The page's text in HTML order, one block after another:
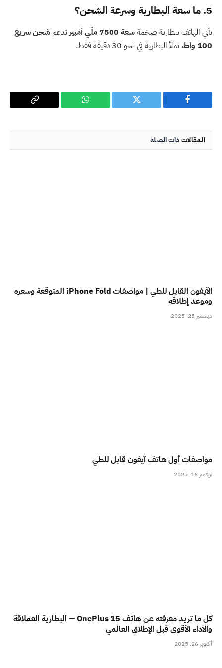
5. ما سعة البطارية وسرعة الشحن؟
يأتي الهاتف ببطارية ضخمةسعة 7500 ملّي أمبير تدعم شحن سريع
100 واط
، تملأ البطارية في نحو 30 دقيقة فقط.
فيسبوك تويتر واتساب
Copy
المقالاتذات الصلة
الآيفون القابل للطي | مواصفات iPhone Fold المتوقعة وسعره
وموعد إطلاقه
ديسمبر 25, 2025
مواصفات أول هاتف آيفون قابل للطي
نوفمبر 16, 2025
كل ما تريد معرفته عن هاتف OnePlus 15 — البطارية العملاقة
والأداء الأقوى قبل الإطلاق العالمي
أكتوبر 26, 2025